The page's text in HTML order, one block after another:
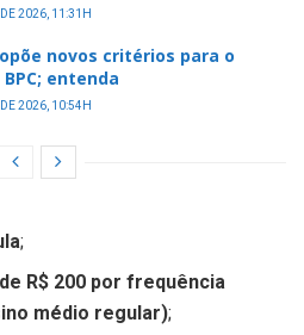
2026, 11:31H
novos critérios para o
entenda
2026, 10:54H
;
R$ 200 por frequência
médio regular);